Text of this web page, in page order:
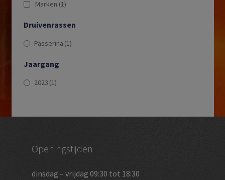
Marken (1)
Druivenrassen
Passerina (1)
Jaargang
2023 (1)
Openingstijden
dinsdag – vrijdag 09:30 tot 18:30